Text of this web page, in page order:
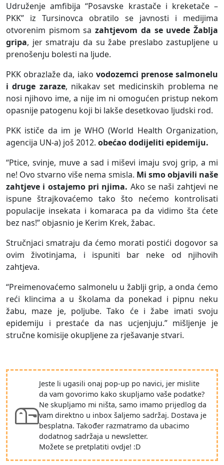
Udruženje amfibija “Posavske krastače i kreketače –
PKK” iz Tursinovca obratilo se javnosti i medijima
otvorenim pismom sazahtjevom da se uvede Žablja
gripa, jer smatraju da su žabe preslabo zastupljene u
prenošenju bolesti na ljude.
PKK obrazlaže da, iako vodozemci prenose salmonelu
i druge zaraze, nikakav set medicinskih problema ne
nosi njihovo ime, a nije im ni omogućen pristup nekom
opasnije patogenu koji bi lakše desetkovao ljudski rod.
PKK ističe da im je WHO (World Health Organization,
agencija UN-a) još 2012. obećao dodijeliti epidemiju.
“Ptice, svinje, muve a sad i miševi imaju svoj grip, a mi
ne! Ovo stvarno više nema smisla. Mi smo objavili naše
zahtjeve i ostajemo pri njima. Ako se naši zahtjevi ne
ispune štrajkovaćemo tako što nećemo kontrolisati
populacije insekata i komaraca pa da vidimo šta ćete
bez nas!” objasnio je Kerim Krek, žabac.
Stručnjaci smatraju da ćemo morati postići dogovor sa
ovim životinjama, i ispuniti bar neke od njihovih
zahtjeva.
“Preimenovaćemo salmonelu u žablji grip, a onda ćemo
reći klincima a u školama da ponekad i pipnu neku
žabu, maze je, poljube. Tako će i žabe imati svoju
epidemiju i prestaće da nas ucjenjuju.” mišljenje je
stručne komisije okupljene za rješavanje stvari.
Jeste li ugasili onaj pop-up po navici, jer mislite
da vam govorimo kako skupljamo vaše podatke?
Ne skupljamo mi ništa, samo imamo prijedlog da
vam direktno u inbox šaljemo sadržaj. Dostava je
besplatna. Također razmatramo da ubacimo
dodatnog sadržaja u newsletter.
Možete se pretplatiti ovdje! :D